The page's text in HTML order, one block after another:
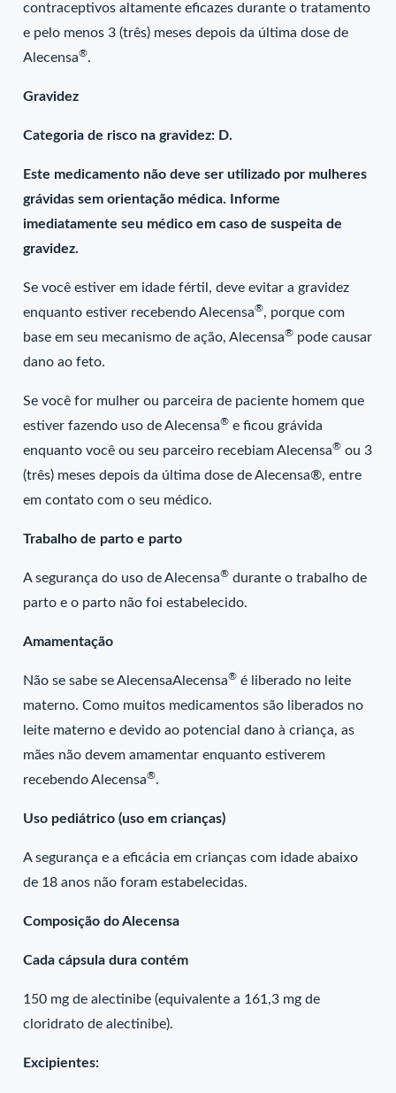
contraceptivos altamente eficazes durante o tratamento
e pelo menos 3 (três) meses depois da última dose de
Alecensa®.
Gravidez
Categoria de risco na gravidez: D.
Este medicamento não deve ser utilizado por mulheres
grávidas sem orientação médica. Informe
imediatamente seu médico em caso de suspeita de
gravidez.
Se você estiver em idade fértil, deve evitar a gravidez
enquanto estiver recebendo Alecensa®, porque com
base em seu mecanismo de ação, Alecensa® pode causar
dano ao feto.
Se você for mulher ou parceira de paciente homem que
estiver fazendo uso de Alecensa® e ficou grávida
enquanto você ou seu parceiro recebiam Alecensa® ou 3
(três) meses depois da última dose de Alecensa®, entre
em contato com o seu médico.
Trabalho de parto e parto
A segurança do uso de Alecensa® durante o trabalho de
parto e o parto não foi estabelecido.
Amamentação
Não se sabe se AlecensaAlecensa® é liberado no leite
materno. Como muitos medicamentos são liberados no
leite materno e devido ao potencial dano à criança, as
mães não devem amamentar enquanto estiverem
recebendo Alecensa®.
Uso pediátrico (uso em crianças)
A segurança e a eficácia em crianças com idade abaixo
de 18 anos não foram estabelecidas.
Composição do Alecensa
Cada cápsula dura contém
150 mg de alectinibe (equivalente a 161,3 mg de
cloridrato de alectinibe).
Excipientes: